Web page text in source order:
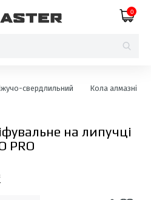
0
свердлильний Кола алмазні
на липучці
PRO